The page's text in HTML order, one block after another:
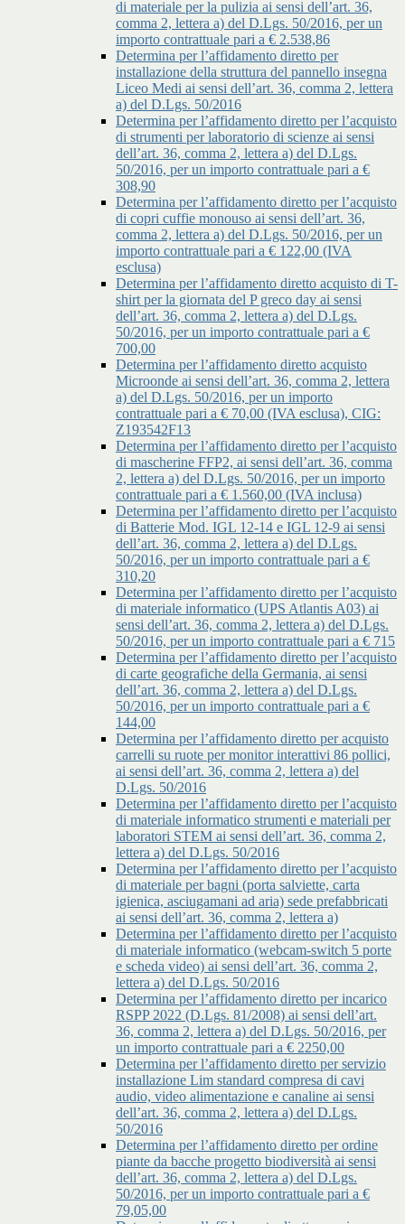
di materiale per la pulizia ai sensi dell’art. 36,
comma 2, lettera a) del D.Lgs. 50/2016, per un
importo contrattuale pari a € 2.538,86
Determina per l’affidamento diretto per
installazione della struttura del pannello insegna
Liceo Medi ai sensi dell’art. 36, comma 2, lettera
a) del D.Lgs. 50/2016
Determina per l’affidamento diretto per l’acquisto
di strumenti per laboratorio di scienze ai sensi
dell’art. 36, comma 2, lettera a) del D.Lgs.
50/2016, per un importo contrattuale pari a €
308,90
Determina per l’affidamento diretto per l’acquisto
di copri cuffie monouso ai sensi dell’art. 36,
comma 2, lettera a) del D.Lgs. 50/2016, per un
importo contrattuale pari a € 122,00 (IVA
esclusa)
Determina per l’affidamento diretto acquisto di T-
shirt per la giornata del P greco day ai sensi
dell’art. 36, comma 2, lettera a) del D.Lgs.
50/2016, per un importo contrattuale pari a €
700,00
Determina per l’affidamento diretto acquisto
Microonde ai sensi dell’art. 36, comma 2, lettera
a) del D.Lgs. 50/2016, per un importo
contrattuale pari a € 70,00 (IVA esclusa), CIG:
Z193542F13
Determina per l’affidamento diretto per l’acquisto
di mascherine FFP2, ai sensi dell’art. 36, comma
2, lettera a) del D.Lgs. 50/2016, per un importo
contrattuale pari a € 1.560,00 (IVA inclusa)
Determina per l’affidamento diretto per l’acquisto
di Batterie Mod. IGL 12-14 e IGL 12-9 ai sensi
dell’art. 36, comma 2, lettera a) del D.Lgs.
50/2016, per un importo contrattuale pari a €
310,20
Determina per l’affidamento diretto per l’acquisto
di materiale informatico (UPS Atlantis A03) ai
sensi dell’art. 36, comma 2, lettera a) del D.Lgs.
50/2016, per un importo contrattuale pari a € 715
Determina per l’affidamento diretto per l’acquisto
di carte geografiche della Germania, ai sensi
dell’art. 36, comma 2, lettera a) del D.Lgs.
50/2016, per un importo contrattuale pari a €
144,00
Determina per l’affidamento diretto per acquisto
carrelli su ruote per monitor interattivi 86 pollici,
ai sensi dell’art. 36, comma 2, lettera a) del
D.Lgs. 50/2016
Determina per l’affidamento diretto per l’acquisto
di materiale informatico strumenti e materiali per
laboratori STEM ai sensi dell’art. 36, comma 2,
lettera a) del D.Lgs. 50/2016
Determina per l’affidamento diretto per l’acquisto
di materiale per bagni (porta salviette, carta
igienica, asciugamani ad aria) sede prefabbricati
ai sensi dell’art. 36, comma 2, lettera a)
Determina per l’affidamento diretto per l’acquisto
di materiale informatico (webcam-switch 5 porte
e scheda video) ai sensi dell’art. 36, comma 2,
lettera a) del D.Lgs. 50/2016
Determina per l’affidamento diretto per incarico
RSPP 2022 (D.Lgs. 81/2008) ai sensi dell’art.
36, comma 2, lettera a) del D.Lgs. 50/2016, per
un importo contrattuale pari a € 2250,00
Determina per l’affidamento diretto per servizio
installazione Lim standard compresa di cavi
audio, video alimentazione e canaline ai sensi
dell’art. 36, comma 2, lettera a) del D.Lgs.
50/2016
Determina per l’affidamento diretto per ordine
piante da bacche progetto biodiversità ai sensi
dell’art. 36, comma 2, lettera a) del D.Lgs.
50/2016, per un importo contrattuale pari a €
79,05,00